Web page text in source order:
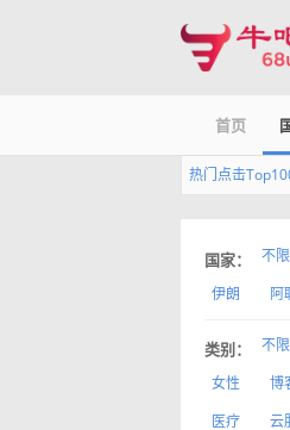
首页
热门点击
国家： 不限
伊朗
阿
类别： 不限
女性
博
医疗
云